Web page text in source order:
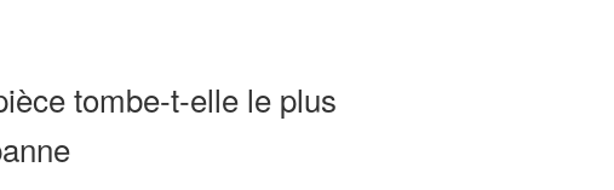
tombe‑t‑elle le plus